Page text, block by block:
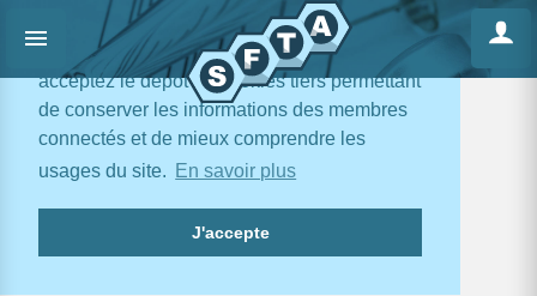
En poursuivant votre navigation, vous
acceptez le dépôt de cookies tiers permettant
de conserver les informations des membres
connectés et de mieux comprendre les
usages du site.
En savoir plus
J'accepte